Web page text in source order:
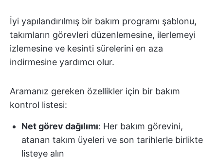
İyi yapılandırılmış bir bakım programı şablonu,
takımların görevleri düzenlemesine, ilerlemeyi
izlemesine ve kesinti sürelerini en aza
indirmesine yardımcı olur.
Aramanız gereken özellikler için bir bakım
kontrol listesi:
Net görev dağılımı: Her bakım görevini,
atanan takım üyeleri ve son tarihlerle birlikte
listeye alın